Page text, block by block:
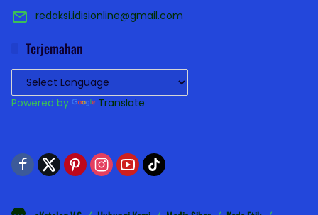
redaksi.idisionline@gmail.com
Terjemahan
Powered by Translate